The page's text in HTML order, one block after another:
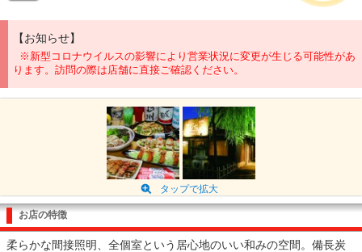
【お知らせ】
※新型コロナウイルスの影響により営業状況に変更が生じる可能性があ
ります。訪問の際は店舗に直接ご確認ください。
タップで拡大
お店の特徴
柔らかな間接照明、全個室という居心地のいい和みの空間。備長炭